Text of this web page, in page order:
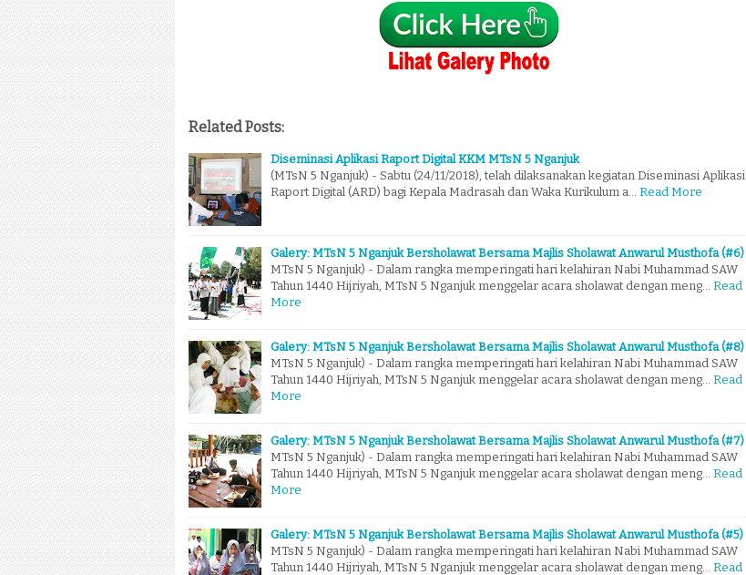
Related Posts:
Diseminasi Aplikasi Raport Digital KKM MTsN 5 Nganjuk
(MTsN 5 Nganjuk) - Sabtu (24/11/2018), telah dilaksanakan kegiatan Diseminasi Aplikasi
Raport Digital (ARD) bagi Kepala Madrasah dan Waka Kurikulum a… Read More
Galery: MTsN 5 Nganjuk Bersholawat Bersama Majlis Sholawat Anwarul Musthofa (#6)
MTsN 5 Nganjuk) - Dalam rangka memperingati hari kelahiran Nabi Muhammad SAW
Tahun 1440 Hijriyah, MTsN 5 Nganjuk menggelar acara sholawat dengan meng… Read
More
Galery: MTsN 5 Nganjuk Bersholawat Bersama Majlis Sholawat Anwarul Musthofa (#8)
MTsN 5 Nganjuk) - Dalam rangka memperingati hari kelahiran Nabi Muhammad SAW
Tahun 1440 Hijriyah, MTsN 5 Nganjuk menggelar acara sholawat dengan meng… Read
More
Galery: MTsN 5 Nganjuk Bersholawat Bersama Majlis Sholawat Anwarul Musthofa (#7)
MTsN 5 Nganjuk) - Dalam rangka memperingati hari kelahiran Nabi Muhammad SAW
Tahun 1440 Hijriyah, MTsN 5 Nganjuk menggelar acara sholawat dengan meng… Read
More
Galery: MTsN 5 Nganjuk Bersholawat Bersama Majlis Sholawat Anwarul Musthofa (#5)
MTsN 5 Nganjuk) - Dalam rangka memperingati hari kelahiran Nabi Muhammad SAW
Tahun 1440 Hijriyah, MTsN 5 Nganjuk menggelar acara sholawat dengan meng… Read